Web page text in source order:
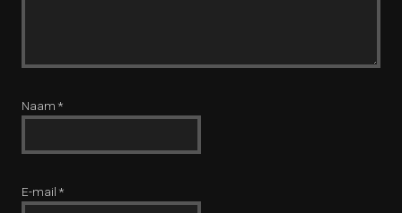
Naam *
E-mail *